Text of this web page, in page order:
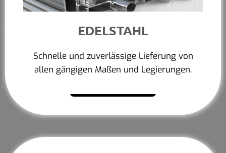
EDELSTAHL
Schnelle und zuverlässige Lieferung von
allen gängigen Maßen und Legierungen.